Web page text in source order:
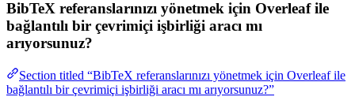
BibTeX referanslarınızı yönetmek için Overleaf ile
bağlantılı bir çevrimiçi işbirliği aracı mı
arıyorsunuz?
Section titled “BibTeX referanslarınızı yönetmek için Overleaf ile
bağlantılı bir çevrimiçi işbirliği aracı mı arıyorsunuz?”